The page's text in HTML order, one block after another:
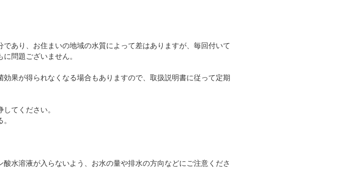
あり、お住まいの地域の水質によって差はありますが、毎回付いて
問題ございません。
果が得られなくなる場合もありますので、取扱説明書に従って定期
てください。
水溶液が入らないよう、お水の量や排水の方向などにご注意くださ